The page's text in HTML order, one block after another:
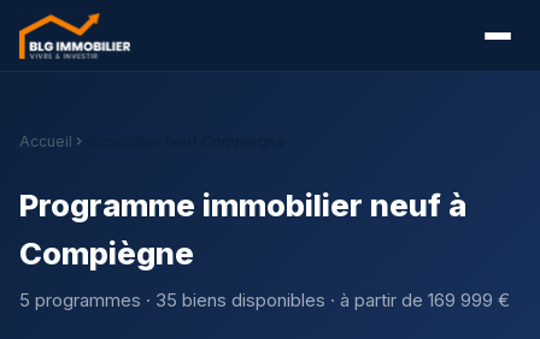
Accueil
Programme immobilier neuf à
Compiègne
5 programmes · 35 biens disponibles · à partir de 169 999 €